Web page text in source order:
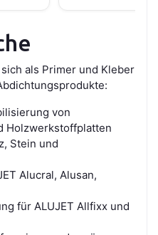
als Primer und Kleber
von
Holzwerkstoffplatten
Stein und
Alucral, Alusan,
für ALUJET Allfixx und